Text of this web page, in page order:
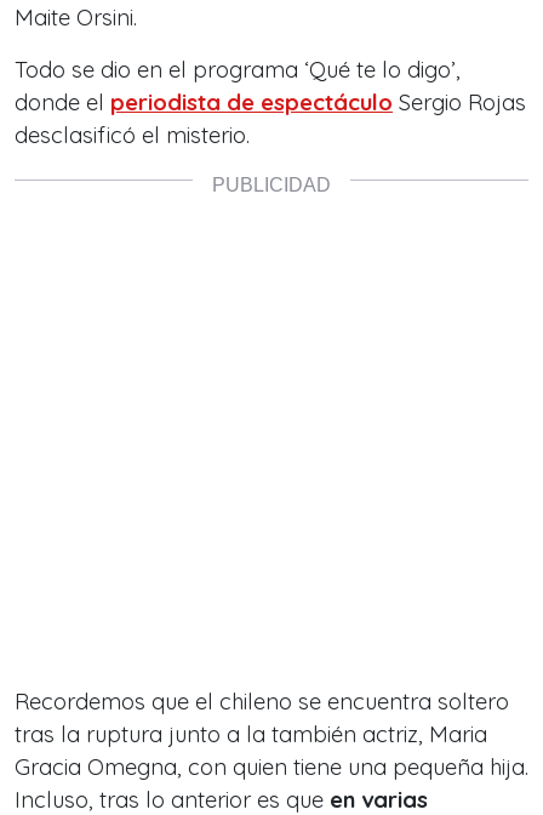
Maite Orsini.
Todo se dio en el programa ‘Qué te lo digo’,
donde el periodista de espectáculo Sergio Rojas
desclasificó el misterio.
Recordemos que el chileno se encuentra soltero
tras la ruptura junto a la también actriz, Maria
Gracia Omegna, con quien tiene una pequeña hija.
Incluso, tras lo anterior es que en varias